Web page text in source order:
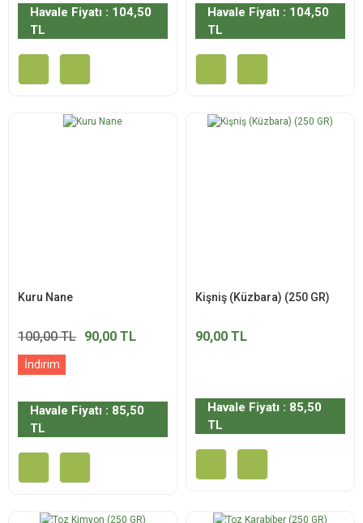
Havale Fiyatı : 104,50
TL
Havale Fiyatı : 104,50
TL
Kuru Nane
100,00 TL 90,00 TL
İndirim
Havale Fiyatı : 85,50
TL
Kişniş (Küzbara) (250 GR)
90,00 TL
Havale Fiyatı : 85,50
TL